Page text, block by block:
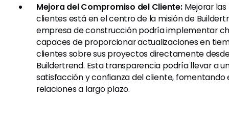
Mejora del Compromiso del Cliente:Mejorar las
clientes está en el centro de la misión de
empresa de construcción podría implementar
capaces de proporcionar actualizaciones en
clientes sobre sus proyectos directamente
Buildertrend. Esta transparencia podría llevar a
satisfacción y confianza del cliente, fomentando
relaciones a largo plazo.